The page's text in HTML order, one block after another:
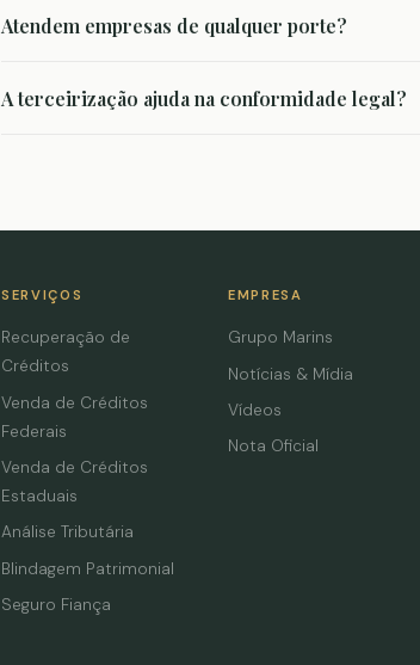
Atendem empresas de qualquer porte?
A terceirização ajuda na conformidade legal?
SERVIÇOS
Recuperação de
Créditos
Venda de Créditos
Federais
Venda de Créditos
Estaduais
Análise Tributária
Blindagem Patrimonial
Seguro Fiança
EMPRESA
Grupo Marins
Notícias & Mídia
Vídeos
Nota Oficial